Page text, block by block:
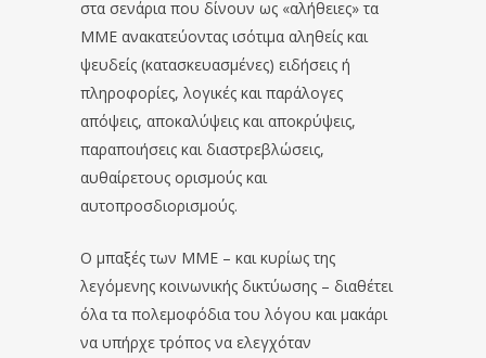
στα σενάρια που δίνουν ως «αλήθειες» τα
ΜΜΕ ανακατεύοντας ισότιμα αληθείς και
ψευδείς (κατασκευασμένες) ειδήσεις ή
πληροφορίες, λογικές και παράλογες
απόψεις, αποκαλύψεις και αποκρύψεις,
παραποιήσεις και διαστρεβλώσεις,
αυθαίρετους ορισμούς και
αυτοπροσδιορισμούς.
Ο μπαξές των ΜΜΕ – και κυρίως της
λεγόμενης κοινωνικής δικτύωσης – διαθέτει
όλα τα πολεμοφόδια του λόγου και μακάρι
να υπήρχε τρόπος να ελεγχόταν